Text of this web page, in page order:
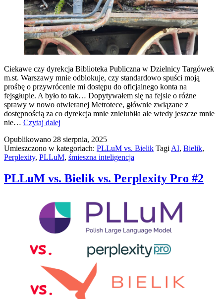
Ciekawe czy dyrekcja Biblioteka Publiczna w Dzielnicy Targówek
m.st. Warszawy mnie odblokuje, czy standardowo spuści moją
prośbę o przywrócenie mi dostępu do oficjalnego konta na
fejsgłupie. A było to tak… Dopytywałem się na fejsie o różne
sprawy w nowo otwieranej Metrotece, głównie związane z
dostępnością za co dyrekcja mnie znielubiła ale wtedy jeszcze mnie
nie… Czytaj dalej
wsparcie
przy
zgłaszaniu
do
instytucji
Opublikowano 28 sierpnia, 2025
Umieszczono w kategoriach: PLLuM vs. Bielik Tagi AI, Bielik,
Perplexity, PLLuM, śmieszna inteligencja
PLLuM vs. Bielik vs. Perplexity Pro #2